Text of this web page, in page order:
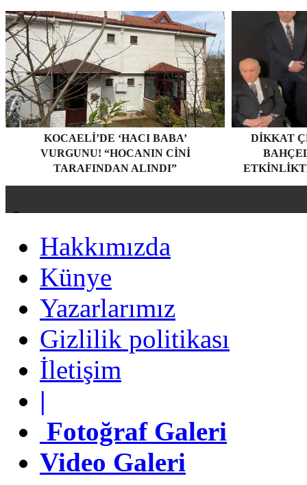
KOCAELI’DE ‘HACI BABA’
VURGUNU! “HOCANIN CINI
TARAFINDAN ALINDI”
DIKKAT
Künye
Yazarlarımız
Gizlilik politikası
İletişim
Fotoğraf Galeri
Video Galeri
Hakkımızda
Künye
Yazarlarımız
Gizlilik politikası
İletişim
|
Fotoğraf Galeri
Video Galeri